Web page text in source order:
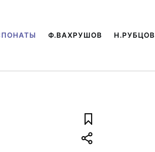
Ф.ВАХРУШОВ Н.РУБЦОВ